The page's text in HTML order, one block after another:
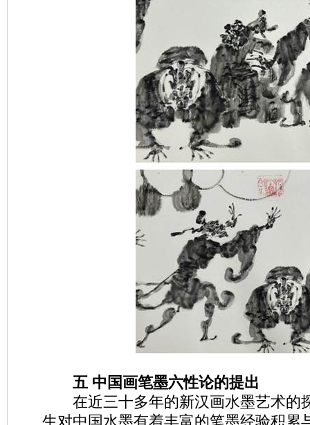
五 中国画笔墨六性论的提出
在近三十多年的新汉画水墨艺术的
生对中国水墨有着丰富的笔墨经验积累